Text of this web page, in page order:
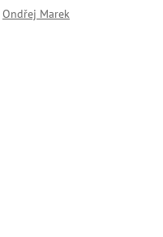
Ondřej Marek